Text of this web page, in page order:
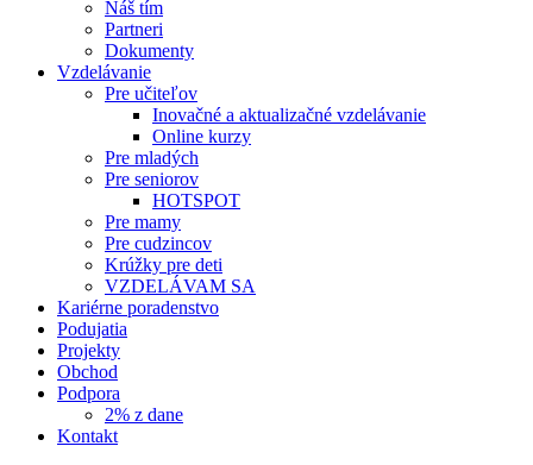
Náš tím
Partneri
Dokumenty
Vzdelávanie
Pre učiteľov
Inovačné a aktualizačné vzdelávanie
Online kurzy
Pre mladých
Pre seniorov
HOTSPOT
Pre mamy
Pre cudzincov
Krúžky pre deti
VZDELÁVAM SA
Kariérne poradenstvo
Podujatia
Projekty
Obchod
Podpora
2% z dane
Kontakt